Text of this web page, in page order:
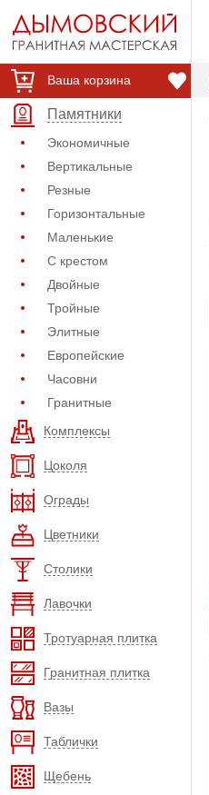
Ваша корзина
Памятники
Экономичные
Вертикальные
Резные
Горизонтальные
Маленькие
С крестом
Двойные
Тройные
Элитные
Европейские
Часовни
Гранитные
Комплексы
Цоколя
Ограды
Цветники
Столики
Лавочки
Тротуарная плитка
Гранитная плитка
Вазы
Таблички
Щебень